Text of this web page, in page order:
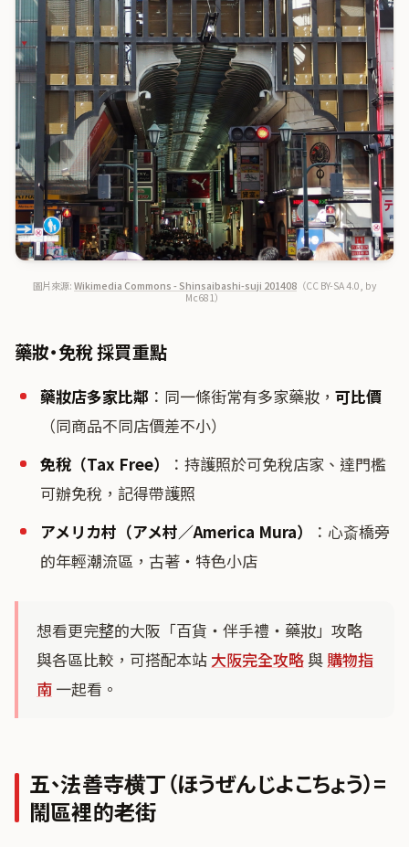
圖片來源: Wikimedia Commons - Shinsaibashi-suji 201408 （CC BY-SA 4.0, by
Mc681）
藥妝・免稅 採買重點
藥妝店多家比鄰 ：同一條街常有多家藥妝， 可比價
（同商品不同店價差不小）
免稅（Tax Free）
：持護照於可免稅店家、達門檻
可辦免稅，記得帶護照
アメリカ村（アメ村／America Mura）
：心斎橋旁
的年輕潮流區，古著・特色小店
想看更完整的大阪「百貨・伴手禮・藥妝」攻略
與各區比較，可搭配本站 大阪完全攻略與 購物指
南 一起看。
五、法善寺横丁（ほうぜんじよこちょう）=
鬧區裡的老街